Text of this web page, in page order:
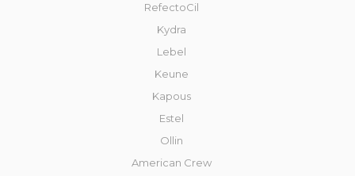
RefectoCil
Kydra
Lebel
Keune
Kapous
Estel
Ollin
American Crew